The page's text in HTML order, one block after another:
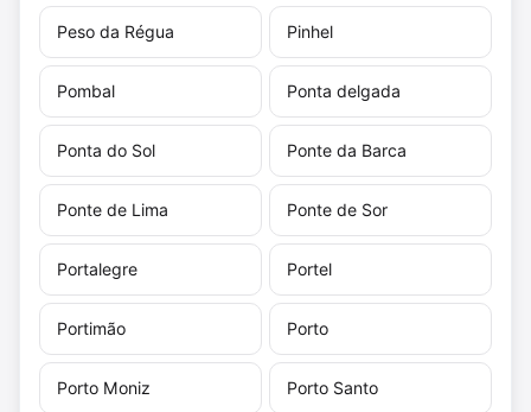
Peso da Régua Pinhel
Pombal Ponta delgada
Ponta do Sol Ponte da Barca
Ponte de Lima Ponte de Sor
Portalegre Portel
Portimão Porto
Porto Moniz Porto Santo